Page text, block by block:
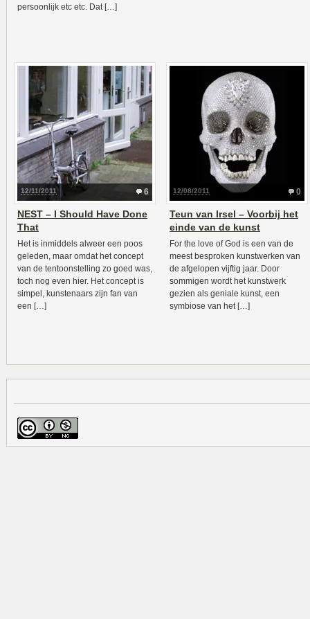
persoonlijk etc etc. Dat […]
6
12/11/2011
NEST – I Should Have Done
That
Het is inmiddels alweer een poos
geleden, maar omdat het concept
van de tentoonstelling zo goed was,
toch nog even hier. Het concept is
simpel, kunstenaars zijn fan van
een […]
0
12/08/2011
Teun van Irsel – Voorbij het
einde van de kunst
For the love of God is een van de
meest besproken kunstwerken van
de afgelopen vijftig jaar. Door
sommigen wordt het kunstwerk
gezien als geniale kunst, een
symbiose van het […]